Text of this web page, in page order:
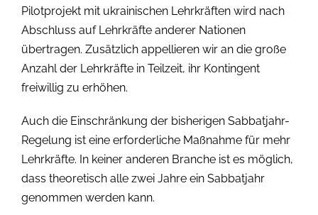
Pilotprojekt mit ukrainischen Lehrkräften wird nach
Abschluss auf Lehrkräfte anderer Nationen
übertragen. Zusätzlich appellieren wir an die große
Anzahl der Lehrkräfte in Teilzeit, ihr Kontingent
freiwillig zu erhöhen.
Auch die Einschränkung der bisherigen Sabbatjahr-
Regelung ist eine erforderliche Maßnahme für mehr
Lehrkräfte. In keiner anderen Branche ist es möglich,
dass theoretisch alle zwei Jahre ein Sabbatjahr
genommen werden kann.